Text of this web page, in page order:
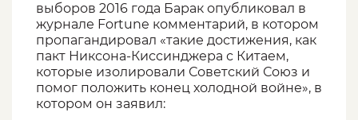
выборов 2016 года Барак опубликовал в
журнале Fortune комментарий, в котором
пропагандировал «такие достижения, как
пакт Никсона-Киссинджера с Китаем,
которые изолировали Советский Союз и
помог положить конец холодной войне», в
котором он заявил: